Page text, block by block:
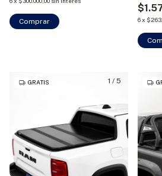
Comprar 6x
1 / 5
GRATIS